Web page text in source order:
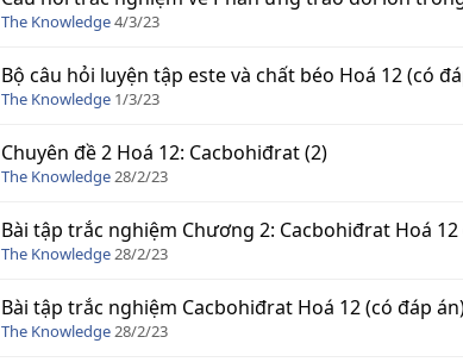
The Knowledge4/3/23
Bộ câu hỏi luyện tập este và chất béo Hoá 12 (có
The Knowledge 1/3/23
Chuyên đề 2 Hoá 12: Cacbohiđrat (2)
The Knowledge28/2/23
Bài tập trắc nghiệm Chương 2: Cacbohiđrat Hoá 12
The Knowledge28/2/23
Bài tập trắc nghiệm Cacbohiđrat Hoá 12 (có đáp
The Knowledge28/2/23